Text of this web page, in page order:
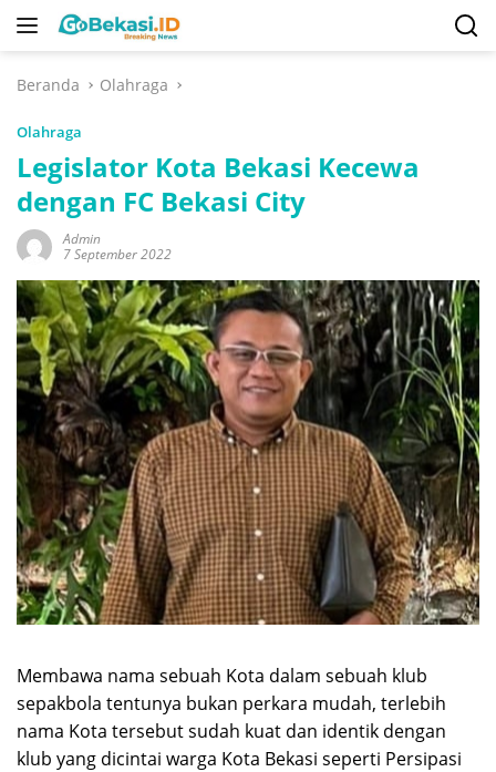
Langsung
Beranda
Olahraga
Olahraga
Legislator Kota Bekasi Kecewa
dengan FC Bekasi City
Admin
7 September 2022
Membawa nama sebuah Kota dalam sebuah klub
sepakbola tentunya bukan perkara mudah, terlebih
nama Kota tersebut sudah kuat dan identik dengan
klub yang dicintai warga Kota Bekasi seperti Persipasi